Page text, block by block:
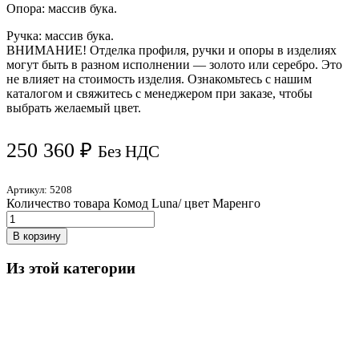
Опора: массив бука.
Ручка: массив бука.
ВНИМАНИЕ! Отделка профиля, ручки и опоры в изделиях
могут быть в разном исполнении — золото или серебро. Это
не влияет на стоимость изделия. Ознакомьтесь с нашим
каталогом и свяжитесь с менеджером при заказе, чтобы
выбрать желаемый цвет.
250 360 ₽ Без НДС
Артикул: 5208
Количество товара Комод Luna/ цвет Маренго
В корзину
Из этой категории